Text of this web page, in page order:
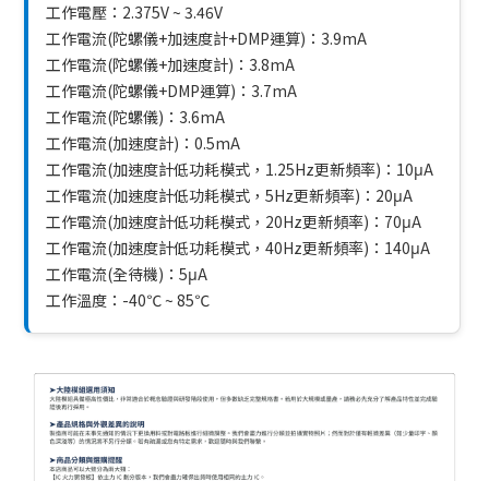
工作電壓：2.375V ~ 3.46V
工作電流(陀螺儀+加速度計+DMP運算)：3.9mA
工作電流(陀螺儀+加速度計)：3.8mA
工作電流(陀螺儀+DMP運算)：3.7mA
工作電流(陀螺儀)：3.6mA
工作電流(加速度計)：0.5mA
工作電流(加速度計低功耗模式，1.25Hz更新頻率)：10μA
工作電流(加速度計低功耗模式，5Hz更新頻率)：20μA
工作電流(加速度計低功耗模式，20Hz更新頻率)：70μA
工作電流(加速度計低功耗模式，40Hz更新頻率)：140μA
工作電流(全待機)：5μA
工作溫度：-40℃ ~ 85℃